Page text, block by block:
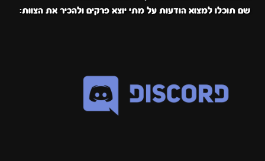
שם תוכלו למצוא הודעות על מתי יוצא פרקים ולהכיר את הצוות: